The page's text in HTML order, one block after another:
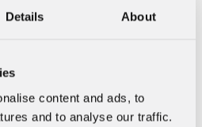
Details About
content and ads, to
and to analyse our traffic.
on kuitenkin esitetty
[1].
havaittu, että hajusuola vaikuttaisi